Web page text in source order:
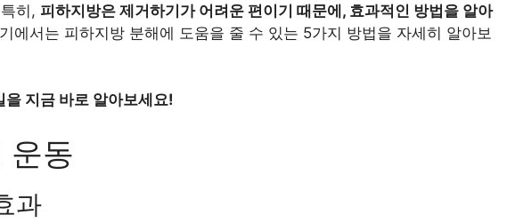
히, 피하지방은 제거하기가 어려운 편이기 때문에, 효과적인 방법을 알아
에서는 피하지방 분해에 도움을 줄 수 있는 5가지 방법을 자세히 알아보
지금 바로 알아보세요!
운동
과